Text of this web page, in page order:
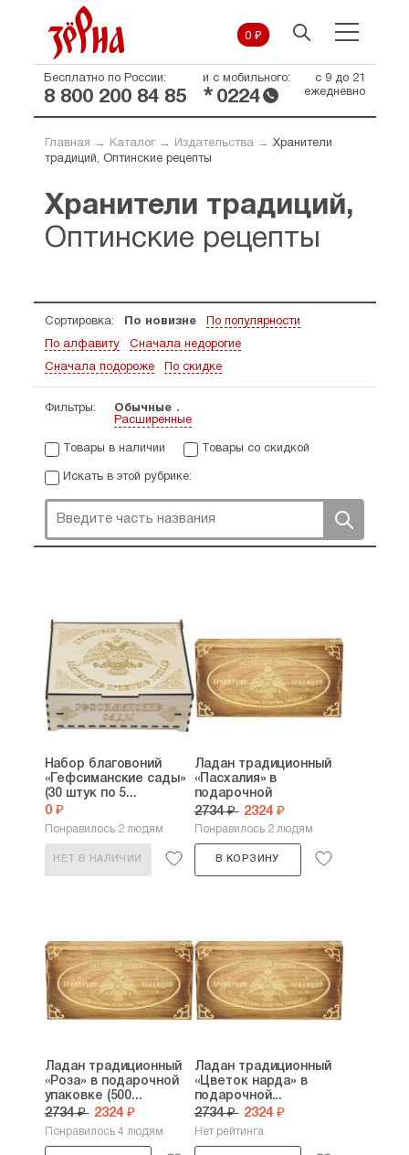
0 ₽
Бесплатно по России:
8 800 200 84 85
и с мобильного:
* 0224
с 9 до 21
ежедневно
Главная → Каталог→ Издательства→ Хранители
традиций, Оптинские рецепты
Хранители традиций,
Оптинские рецепты
Сортировка: По новизне По популярности
По алфавиту Сначала недорогие
Сначала подороже По скидке
Фильтры:
Обычные
Расширенные
Товары в наличии Товары со скидкой
Искать в этой рубрике:
Набор благовоний
«Гефсиманские сады»
(30 штук по 5...
0 ₽
Понравилось 2 людям
НЕТ В НАЛИЧИИ
Ладан традиционный
«Пасхалия» в
подарочной
упаковке...
2734 ₽ 2324 ₽
Понравилось 2 людям
В КОРЗИНУ
Ладан традиционный
«Роза» в подарочной
упаковке (500...
2734 ₽ 2324 ₽
Понравилось 4 людям
Ладан традиционный
«Цветок нарда» в
подарочной...
2734 ₽ 2324 ₽
Нет рейтинга